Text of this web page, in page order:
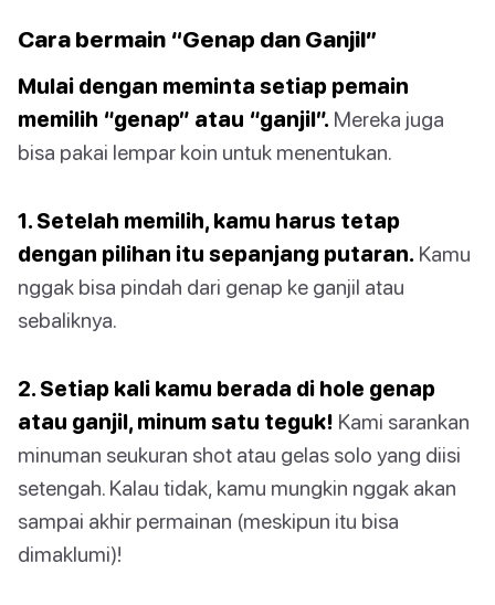
Cara bermain “Genap dan Ganjil”
Mulai dengan meminta setiap pemain
memilih “genap” atau “ganjil”. Mereka juga
bisa pakai lempar koin untuk menentukan.
1. Setelah memilih, kamu harus tetap
dengan pilihan itu sepanjang putaran. Kamu
nggak bisa pindah dari genap ke ganjil atau
sebaliknya.
2. Setiap kali kamu berada di hole genap
atau ganjil, minum satu teguk! Kami sarankan
minuman seukuran shot atau gelas solo yang diisi
setengah. Kalau tidak, kamu mungkin nggak akan
sampai akhir permainan (meskipun itu bisa
dimaklumi)!